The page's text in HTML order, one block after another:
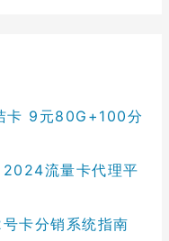
卡 9元80G+100分
2024流量卡代理平
卡分销系统指南